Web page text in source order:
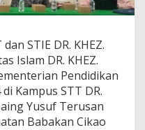
STIE DR. KHEZ.
Islam DR. KHEZ.
Pendidikan
Kampus STT DR.
Yusuf Terusan
Babakan Cikao